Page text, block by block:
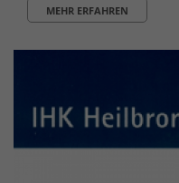
MEHR ERFAHREN